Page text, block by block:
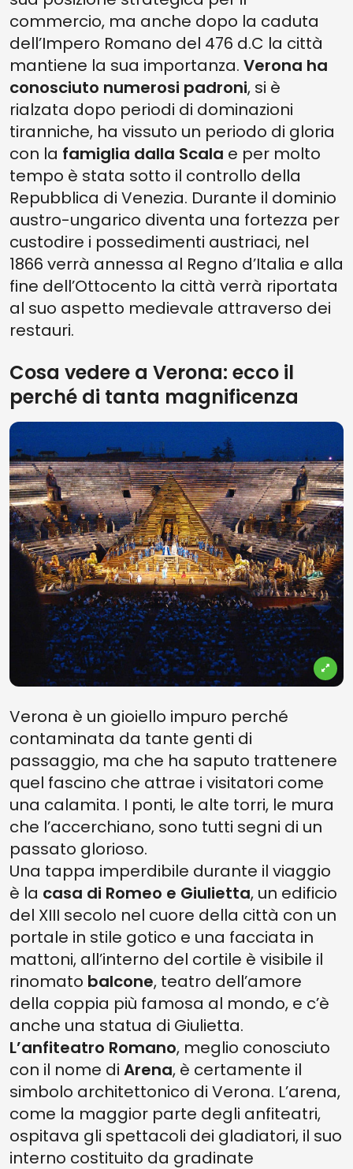
commercio, ma anche dopo la caduta
dell’Impero Romano del 476 d.C la città
mantiene la sua importanza. Verona ha
conosciuto numerosi padroni, si è
rialzata dopo periodi di dominazioni
tiranniche, ha vissuto un periodo di gloria
con la famiglia dalla Scala e per molto
tempo è stata sotto il controllo della
Repubblica di Venezia. Durante il dominio
austro-ungarico diventa una fortezza per
custodire i possedimenti austriaci, nel
1866 verrà annessa al Regno d’Italia e alla
fine dell’Ottocento la città verrà riportata
al suo aspetto medievale attraverso dei
restauri.
Cosa vedere a Verona: ecco il
perché di tanta magnificenza
Verona è un gioiello impuro perché
contaminata da tante genti di
passaggio, ma che ha saputo trattenere
quel fascino che attrae i visitatori come
una calamita. I ponti, le alte torri, le mura
che l’accerchiano, sono tutti segni di un
passato glorioso.
Una tappa imperdibile durante il viaggio
è la casa di Romeo e Giulietta, un edificio
del XIII secolo nel cuore della città con un
portale in stile gotico e una facciata in
mattoni, all’interno del cortile è visibile il
rinomato balcone, teatro dell’amore
della coppia più famosa al mondo, e c’è
anche una statua di Giulietta.
L’anfiteatro Romano, meglio conosciuto
con il nome di Arena, è certamente il
simbolo architettonico di Verona. L’arena,
come la maggior parte degli anfiteatri,
ospitava gli spettacoli dei gladiatori, il suo
interno costituito da gradinate